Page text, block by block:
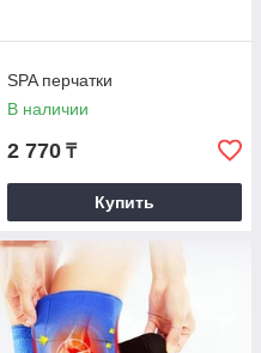
SPA перчатки
В наличии
2 770 ₸
Купить